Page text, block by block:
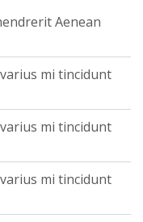
Aenean
mi tincidunt
mi tincidunt
mi tincidunt